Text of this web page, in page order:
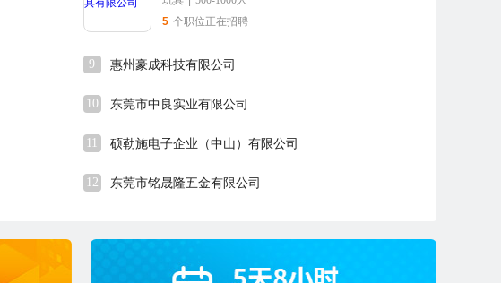
5 个职位正在招聘
9 惠州豪成科技有限公司
10 东莞市中良实业有限公司
11 硕勒施电子企业（中山）有限公司
12 东莞市铭晟隆五金有限公司